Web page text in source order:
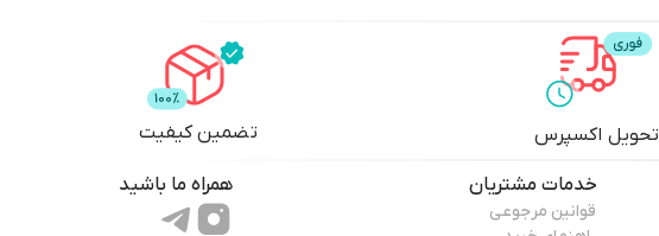
تحویل اکسپرس تضمین کیفیت
خدمات مشتریان
قوانین مرجوعی
همراه ما باشید